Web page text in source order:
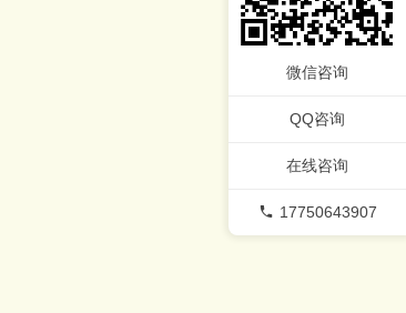
微信咨询
QQ咨询
在线咨询
17750643907